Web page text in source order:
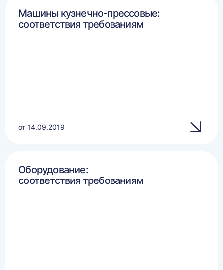
Машины кузнечно-прессовые:
соответствия требованиям
от 14.09.2019
Оборудование:
соответствия требованиям